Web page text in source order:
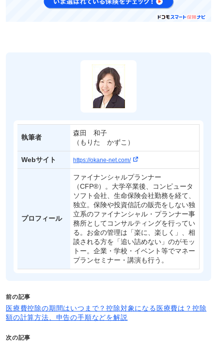
執筆者
森田 和子
（もりた かずこ）
Webサイト https://okane-net.com/
プロフィール
ファイナンシャルプランナー
（CFP®）。大学卒業後、コンピュータ
ソフト会社、生命保険会社勤務を経て、
独立。保険や投資信託の販売をしない独
立系のファイナンシャル・プランナー事
務所としてコンサルティングを行ってい
る。お金の管理は「楽に、楽しく」、相
談される方を「追い詰めない」のがモッ
トー。企業・学校・イベント等でマネー
プランセミナー・講演も行う。
前の記事
医療費控除の期間はいつまで？控除対象になる医療費は？控除
額の計算方法、申告の手順などを解説
次の記事